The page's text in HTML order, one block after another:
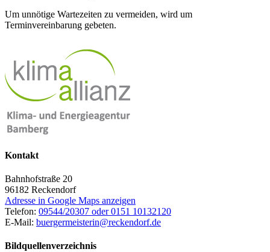
Um unnötige Wartezeiten zu vermeiden, wird um
Terminvereinbarung gebeten.
Kontakt
Bahnhofstraße 20
96182 Reckendorf
Adresse in Google Maps anzeigen
Telefon: 09544/20307 oder 0151 10132120
E-Mail: buergermeisterin@reckendorf.de
Bildquellenverzeichnis